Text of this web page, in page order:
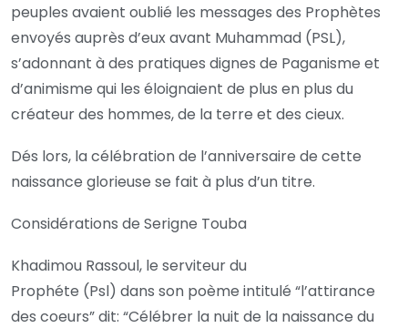
peuples avaient oublié les messages des Prophètes
envoyés auprès d’eux avant Muhammad (PSL),
s’adonnant à des pratiques dignes de Paganisme et
d’animisme qui les éloignaient de plus en plus du
créateur des hommes, de la terre et des cieux.
Dés lors, la célébration de l’anniversaire de cette
naissance glorieuse se fait à plus d’un titre.
Considérations de Serigne Touba
Khadimou Rassoul, le serviteur du
Prophéte (Psl) dans son poème intitulé “l’attirance
des coeurs” dit: “Célébrer la nuit de la naissance du